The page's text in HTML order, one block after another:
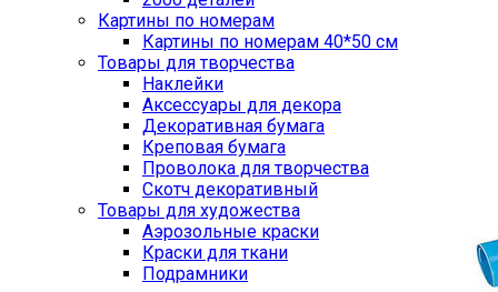
Картины по номерам
Картины по номерам 40*50 см
Товары для творчества
Наклейки
Аксессуары для декора
Декоративная бумага
Креповая бумага
Проволока для творчества
Скотч декоративный
Товары для художества
Аэрозольные краски
Краски для ткани
Подрамники